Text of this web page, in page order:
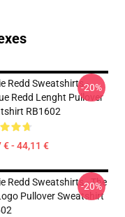
Redd Sweatshirts -
Redd Lenght Pullover
RB1602
€ - 44,11 €
-20%
Redd Sweatshirts - The
Pullover Sweatshirt
-20%